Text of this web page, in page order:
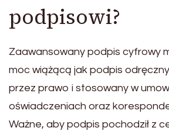
podpisowi?
Zaawansowany podpis cyfrowy
moc wiążącą jak podpis
przez prawo i stosowany w
oświadczeniach oraz
Ważne, aby podpis pochodził z